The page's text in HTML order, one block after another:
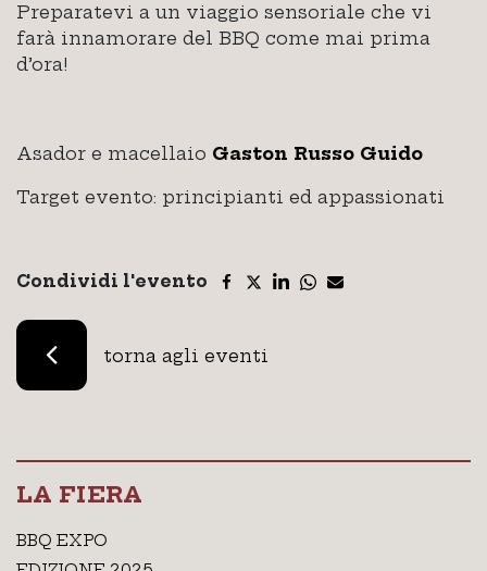
Preparatevi a un viaggio sensoriale che vi
farà innamorare del BBQ come mai prima
d’ora!
Asador e macellaio Gaston Russo Guido
Target evento: principianti ed appassionati
Condividi l'evento
torna agli eventi
LA FIERA
BBQ EXPO